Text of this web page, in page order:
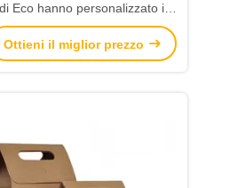
di Eco hanno personalizzato il
logo con l'apertura
biodegradabile del legame
Ottieni il miglior prezzo